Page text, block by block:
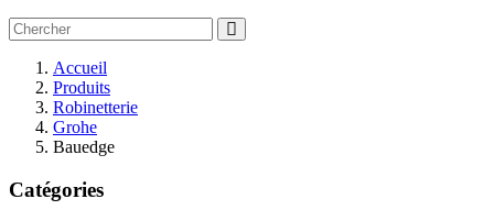
Accueil
Produits
Robinetterie
Grohe
Bauedge
Catégories